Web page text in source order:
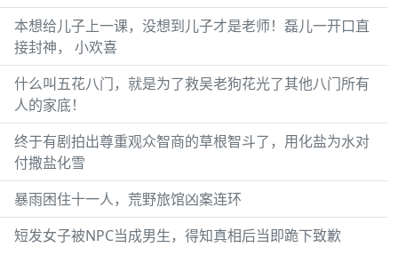
本想给儿子上一课，没想到儿子才是老师！磊儿一开口直
接封神， 小欢喜
什么叫五花八门，就是为了救吴老狗花光了其他八门所有
人的家底！
终于有剧拍出尊重观众智商的草根智斗了，用化盐为水对
付撒盐化雪
暴雨困住十一人，荒野旅馆凶案连环
短发女子被NPC当成男生，得知真相后当即跪下致歉